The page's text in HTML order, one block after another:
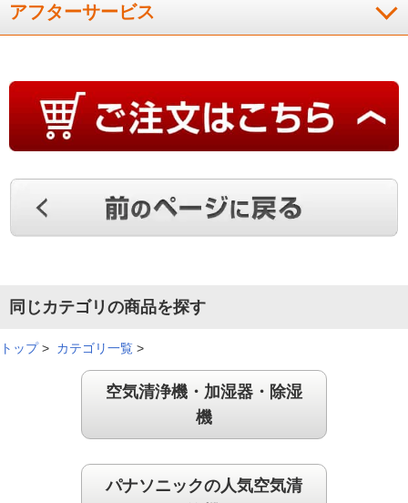
期待以上の脱臭力でした！
高い買い物でしたが、期待以上の脱臭力でした。小型犬が２匹
いて、朝起きてからリビングに行くと臭いが気になってました
が、こちらを設置してからは全く気にならなくなりました。サ
然お勧めします。
（
千葉県
運びができるので置く部屋を変える時に良いです。
（千葉県
部屋干しにも効果がありました！
アフターサービス
同じカテゴリの商品を探す
トップ> カテゴリ一覧 >
空気清浄機・加湿器・除湿
機
パナソニックの人気空気清